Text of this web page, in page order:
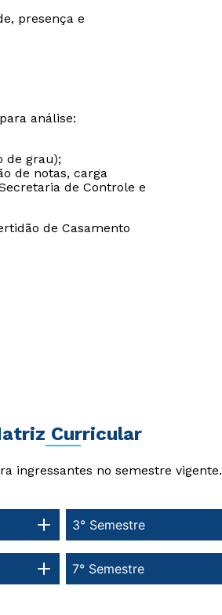
presença e
análise:
de grau);
de notas, carga
de Controle e
de Casamento
Curricular
ingressantes no semestre vigente.
7° Semestre
3° Semestre